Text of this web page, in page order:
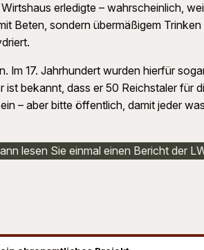
erledigte – wahrscheinlich,
Beten, sondern übermäßigem
17. Jahrhundert wurden hierfür
bekannt, dass er 50 Reichstaler
– aber bitte öffentlich, damit jeder
lesen Sie einmal einen Bericht der